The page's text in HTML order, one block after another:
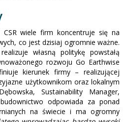
CSR wiele firm koncentruje się na
co jest dzisiaj ogromnie ważne.
własną politykę powstałą
rozwoju Go Earthwise
kierunek firmy – realizującej
użytkownikom oraz lokalnym
Sustainability Manager,
odpowiada za ponad
na świecie i ma ogromny